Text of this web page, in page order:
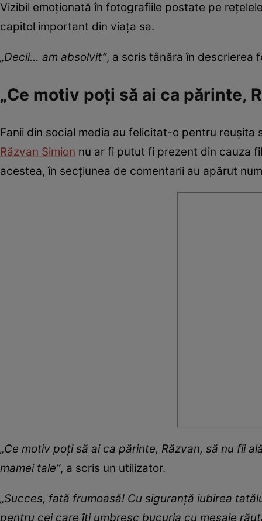
Vizibil emoționată în fotografiile postate pe
capitol important din viața sa.
„Decii… am absolvit”, a scris tânăra în descrierea
„Ce motiv poți să ai ca părinte,
Fanii din social media au felicitat-o pentru
Răzvan Simion nu ar fi putut fi prezent din cauza
acestea, în secțiunea de comentarii au apărut
„Ce motiv poți să ai ca părinte, Răzvan, să nu fii
mamei tale”, a scris un utilizator.
„Succes, fată frumoasă! Cu siguranță iubirea
pentru cei care îți umbresc bucuria cu mesaje